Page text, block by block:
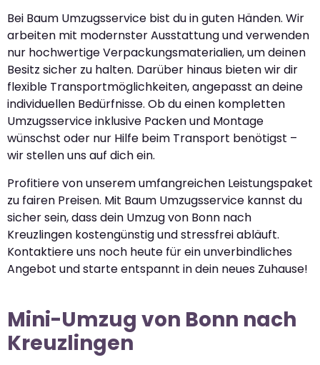
Bei Baum Umzugsservice bist du in guten Händen. Wir
arbeiten mit modernster Ausstattung und verwenden
nur hochwertige Verpackungsmaterialien, um deinen
Besitz sicher zu halten. Darüber hinaus bieten wir dir
flexible Transportmöglichkeiten, angepasst an deine
individuellen Bedürfnisse. Ob du einen kompletten
Umzugsservice inklusive Packen und Montage
wünschst oder nur Hilfe beim Transport benötigst –
wir stellen uns auf dich ein.
Profitiere von unserem umfangreichen Leistungspaket
zu fairen Preisen. Mit Baum Umzugsservice kannst du
sicher sein, dass dein Umzug von Bonn nach
Kreuzlingen kostengünstig und stressfrei abläuft.
Kontaktiere uns noch heute für ein unverbindliches
Angebot und starte entspannt in dein neues Zuhause!
Mini-Umzug von Bonn nach
Kreuzlingen